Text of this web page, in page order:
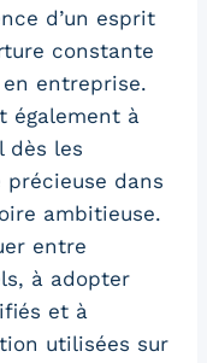
d’un esprit
constante
entreprise.
également à
dès les
précieuse dans
ambitieuse.
entre
à adopter
et à
utilisées sur